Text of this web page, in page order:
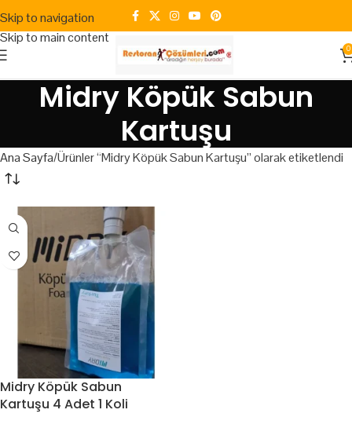
Skip to navigation
Skip to main content
0
Midry Köpük Sabun
Kartuşu
Ana Sayfa Ürünler “Midry Köpük Sabun Kartuşu” olarak etiketlendi
Midry Köpük Sabun
Kartuşu 4 Adet 1 Koli